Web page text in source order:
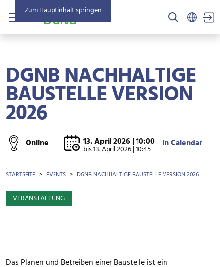
Zum Hauptinhalt springen
Menü
DGNB NACHHALTIGE
BAUSTELLE VERSION
2026
Online 13. April 2026 | 10:00
bis13. April 2026 | 10:45 In Calendar
BROTKRÜMEL
STARTSEITE EVENTS DGNB NACHHALTIGE BAUSTELLE VERSION 2026
VERANSTALTUNG
Das Planen und Betreiben einer Baustelle ist ein